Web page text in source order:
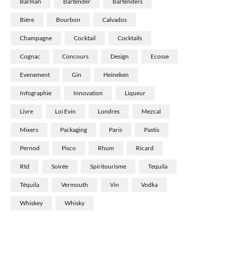
Bière Bourbon Calvados
Champagne Cocktail Cocktails
Cognac Concours Design Ecosse
Evenement Gin Heineken
Infographie Innovation Liqueur
Livre Loi Evin Londres Mezcal
Mixers Packaging Paris Pastis
Pernod Pisco Rhum Ricard
Rtd Soirée Spiritourisme Tequila
Téquila Vermouth Vin Vodka
Whiskey Whisky